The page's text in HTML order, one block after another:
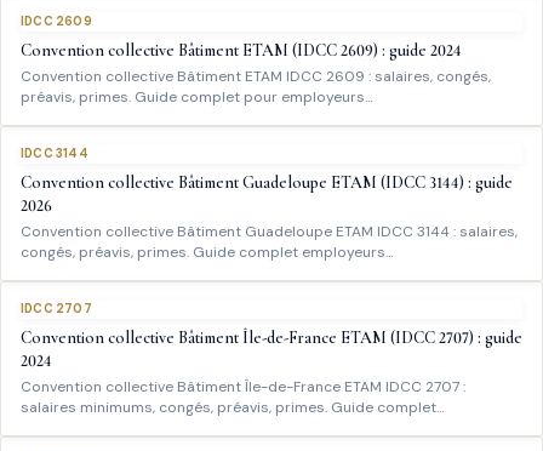
IDCC 2609
Convention collective Bâtiment ETAM (IDCC 2609) : guide 2024
Convention collective Bâtiment ETAM IDCC 2609 : salaires, congés,
préavis, primes. Guide complet pour employeurs…
IDCC 3144
Convention collective Bâtiment Guadeloupe ETAM (IDCC 3144) : guide
2026
Convention collective Bâtiment Guadeloupe ETAM IDCC 3144 : salaires,
congés, préavis, primes. Guide complet employeurs…
IDCC 2707
Convention collective Bâtiment Île-de-France ETAM (IDCC 2707) : guide
2024
Convention collective Bâtiment Île-de-France ETAM IDCC 2707 :
salaires minimums, congés, préavis, primes. Guide complet…